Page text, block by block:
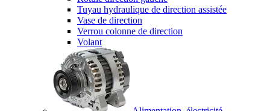
Tuyau hydraulique de direction assistée
Vase de direction
Verrou colonne de direction
Volant